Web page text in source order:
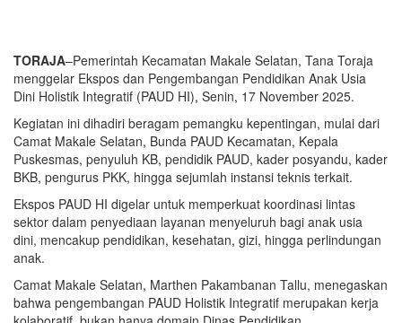
TORAJA–Pemerintah Kecamatan Makale Selatan, Tana Toraja
menggelar Ekspos dan Pengembangan Pendidikan Anak Usia
Dini Holistik Integratif (PAUD HI), Senin, 17 November 2025.
Kegiatan ini dihadiri beragam pemangku kepentingan, mulai dari
Camat Makale Selatan, Bunda PAUD Kecamatan, Kepala
Puskesmas, penyuluh KB, pendidik PAUD, kader posyandu, kader
BKB, pengurus PKK, hingga sejumlah instansi teknis terkait.
Ekspos PAUD HI digelar untuk memperkuat koordinasi lintas
sektor dalam penyediaan layanan menyeluruh bagi anak usia
dini, mencakup pendidikan, kesehatan, gizi, hingga perlindungan
anak.
Camat Makale Selatan, Marthen Pakambanan Tallu, menegaskan
bahwa pengembangan PAUD Holistik Integratif merupakan kerja